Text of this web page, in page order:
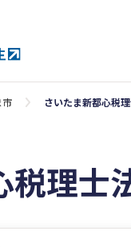
市 さいたま新都心税
税理士